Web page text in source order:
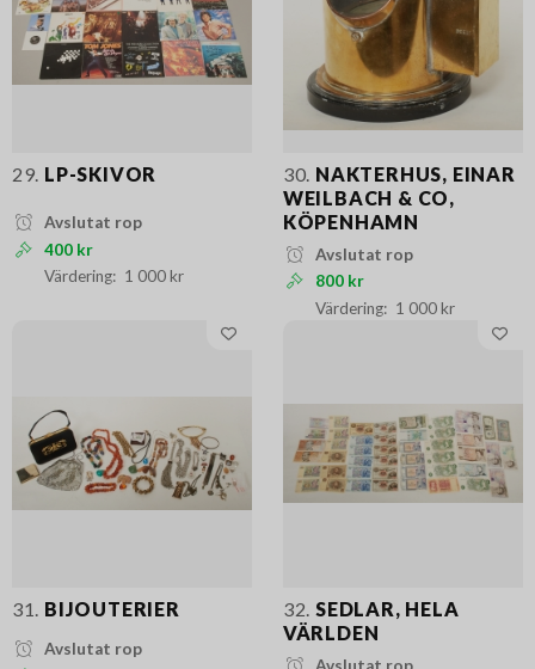
29. LP-SKIVOR
Avslutat rop
400 kr
1 000 kr
30. NAKTERHUS, EINAR
WEILBACH & CO,
KÖPENHAMN
Avslutat rop
800 kr
1 000 kr
31. BIJOUTERIER
Avslutat rop
32. SEDLAR, HELA
VÄRLDEN
Avslutat rop